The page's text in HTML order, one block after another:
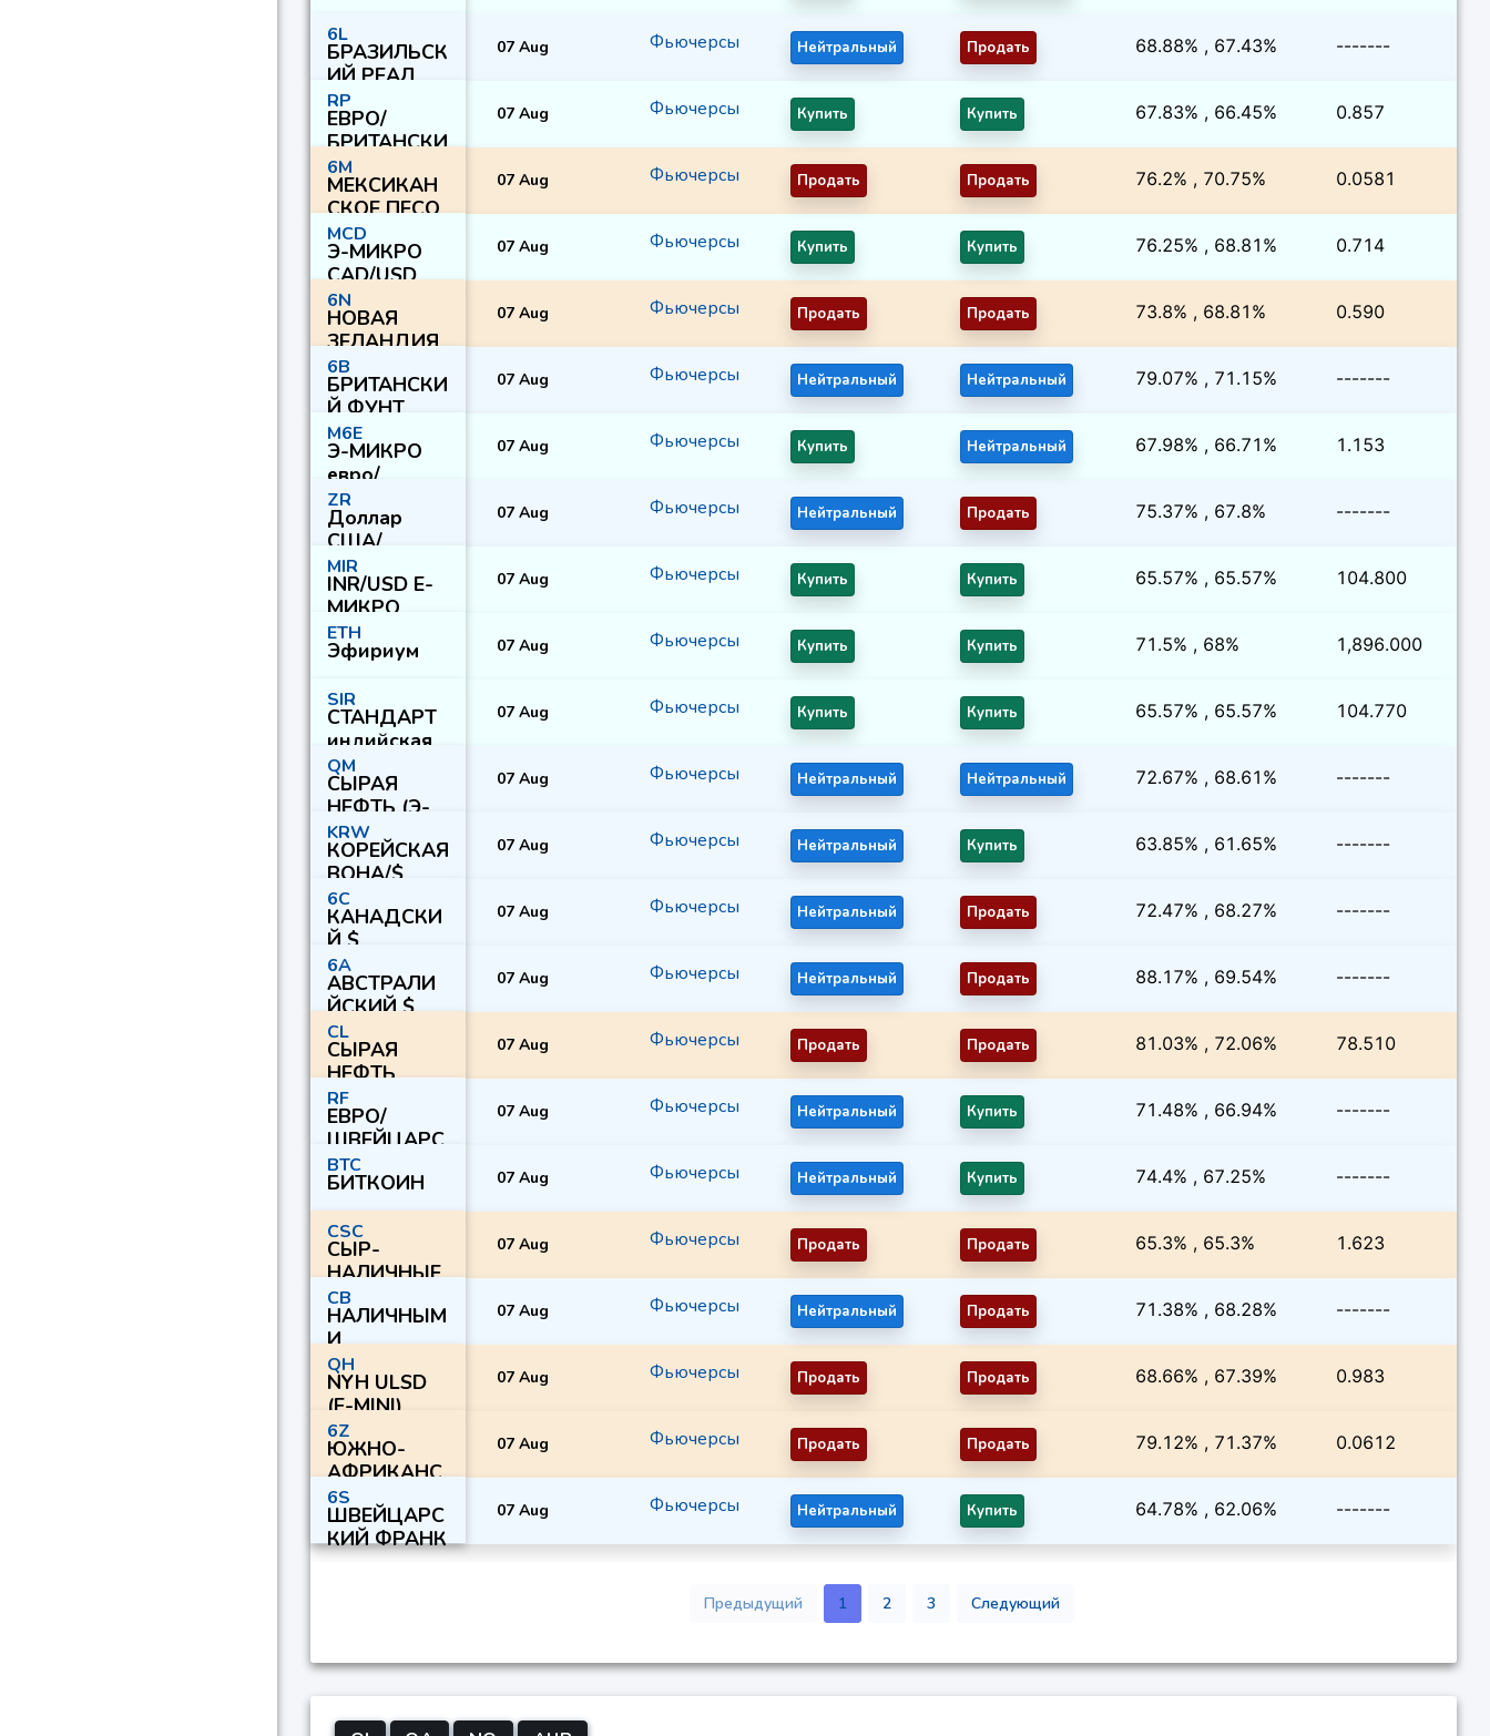
6L
БРАЗИЛЬСК
ИЙ РЕАЛ
07 Aug Фьючерсы Нейтральный Продать 68.88% , 67.43% -------
RP
ЕВРО/
БРИТАНСКИ
Й ФУНТ
07 Aug Фьючерсы Купить Купить 67.83% , 66.45% 0.857
6M
МЕКСИКАН
СКОЕ ПЕСО
07 Aug Фьючерсы Продать Продать 76.2% , 70.75% 0.0581
MCD
Э-МИКРО
CAD/USD
07 Aug Фьючерсы Купить Купить 76.25% , 68.81% 0.714
6N
НОВАЯ
ЗЕЛАНДИЯ
$
07 Aug Фьючерсы Продать Продать 73.8% , 68.81% 0.590
6B
БРИТАНСКИ
Й ФУНТ
07 Aug Фьючерсы Нейтральный Нейтральный 79.07% , 71.15% -------
M6E
Э-МИКРО
евро/
доллар
США
07 Aug Фьючерсы Купить Нейтральный 67.98% , 66.71% 1.153
ZR
Доллар
США/
Южноафри
канский
ранд
07 Aug Фьючерсы Нейтральный Продать 75.37% , 67.8% -------
MIR
INR/USD E-
МИКРО
07 Aug Фьючерсы Купить Купить 65.57% , 65.57% 104.800
ETH
Эфириум 07 Aug Фьючерсы Купить Купить 71.5% , 68% 1,896.000
SIR
СТАНДАРТ
индийская
рупия/
доллар
США
07 Aug Фьючерсы Купить Купить 65.57% , 65.57% 104.770
QM
СЫРАЯ
НЕФТЬ (Э-
МИНИ)
07 Aug Фьючерсы Нейтральный Нейтральный 72.67% , 68.61% -------
KRW
КОРЕЙСКАЯ
ВОНА/$
07 Aug Фьючерсы Нейтральный Купить 63.85% , 61.65% -------
6C
КАНАДСКИ
Й $
07 Aug Фьючерсы Нейтральный Продать 72.47% , 68.27% -------
6A
АВСТРАЛИ
ЙСКИЙ $
07 Aug Фьючерсы Нейтральный Продать 88.17% , 69.54% -------
CL
СЫРАЯ
НЕФТЬ
07 Aug Фьючерсы Продать Продать 81.03% , 72.06% 78.510
RF
ЕВРО/
ШВЕЙЦАРС
КИЙ ФРАНК
07 Aug Фьючерсы Нейтральный Купить 71.48% , 66.94% -------
BTC
БИТКОИН 07 Aug Фьючерсы Нейтральный Купить 74.4% , 67.25% -------
CSC
СЫР-
НАЛИЧНЫЕ
РАСЧЕТНЫЕ
07 Aug Фьючерсы Продать Продать 65.3% , 65.3% 1.623
CB
НАЛИЧНЫМ
И
НАЛИЧНЫМ
И
РАСПОЛОЖ
ЕНЫ
07 Aug Фьючерсы Нейтральный Продать 71.38% , 68.28% -------
QH
NYH ULSD
(E-MINI)
07 Aug Фьючерсы Продать Продать 68.66% , 67.39% 0.983
6Z
ЮЖНО-
АФРИКАНС
КИЙ РЭНД
07 Aug Фьючерсы Продать Продать 79.12% , 71.37% 0.0612
6S
ШВЕЙЦАРС
КИЙ ФРАНК
07 Aug Фьючерсы Нейтральный Купить 64.78% , 62.06% -------
Предыдущий 1 2 3 Следующий